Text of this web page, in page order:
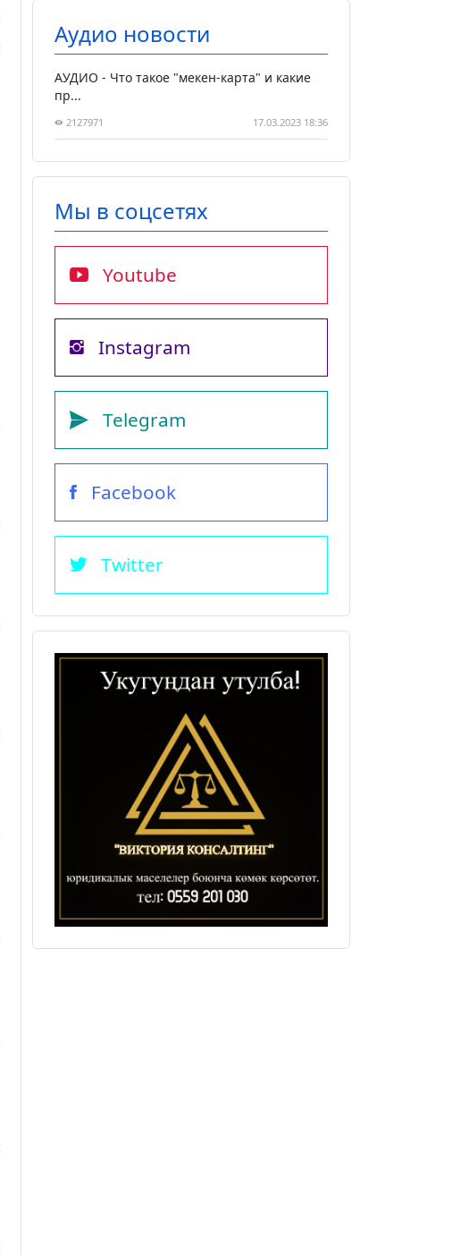
Аудио новости
АУДИО - Что такое "мекен-карта" и какие
пр...
2127971 17.03.2023 18:36
Мы в соцсетях
Youtube
Instagram
Telegram
Facebook
Twitter